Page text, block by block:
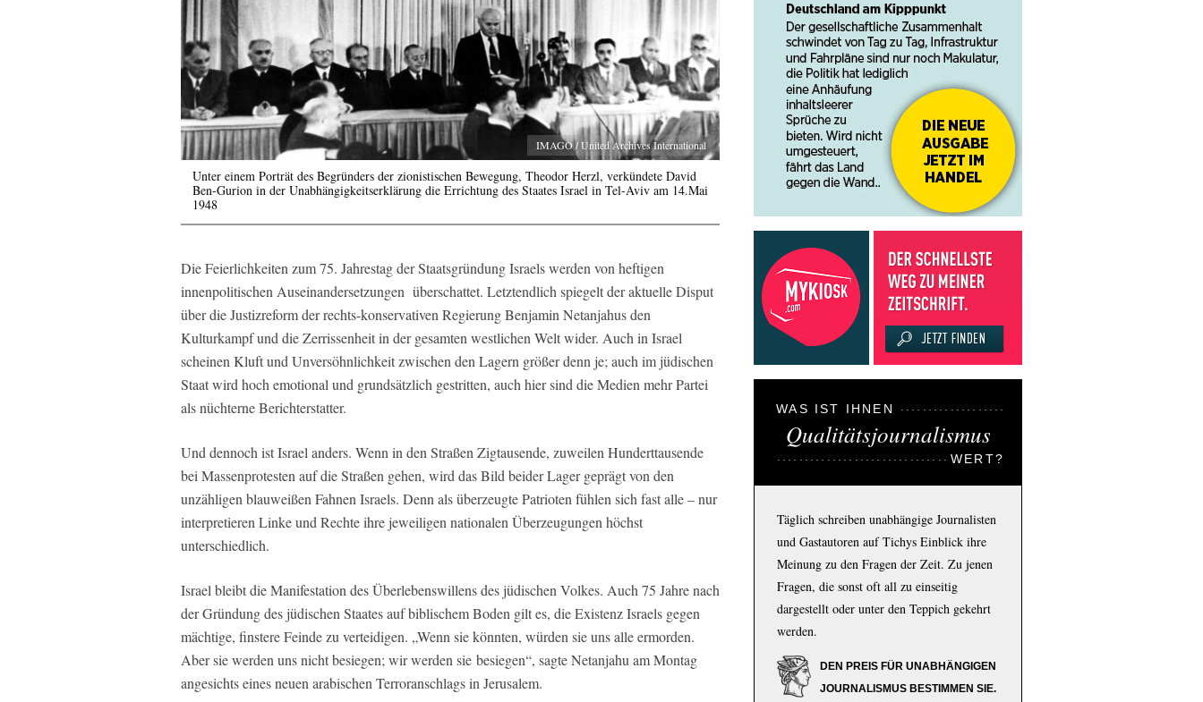
IMAGO / United Archives International
Unter einem Porträt des Begründers der zionistischen Bewegung, Theodor Herzl, verkündete David
Ben-Gurion in der Unabhängigkeitserklärung die Errichtung des Staates Israel in Tel-Aviv am 14.Mai
1948
Die Feierlichkeiten zum 75. Jahrestag der Staatsgründung Israels werden von heftigen
innenpolitischen Auseinandersetzungen überschattet. Letztendlich spiegelt der aktuelle Disput
über die Justizreform der rechts-konservativen Regierung Benjamin Netanjahus den
Kulturkampf und die Zerrissenheit in der gesamten westlichen Welt wider. Auch in Israel
scheinen Kluft und Unversöhnlichkeit zwischen den Lagern größer denn je; auch im jüdischen
Staat wird hoch emotional und grundsätzlich gestritten, auch hier sind die Medien mehr Partei
als nüchterne Berichterstatter.
Und dennoch ist Israel anders. Wenn in den Straßen Zigtausende, zuweilen Hunderttausende
bei Massenprotesten auf die Straßen gehen, wird das Bild beider Lager geprägt von den
unzähligen blauweißen Fahnen Israels. Denn als überzeugte Patrioten fühlen sich fast alle – nur
interpretieren Linke und Rechte ihre jeweiligen nationalen Überzeugungen höchst
unterschiedlich.
Israel bleibt die Manifestation des Überlebenswillens des jüdischen Volkes. Auch 75 Jahre nach
der Gründung des jüdischen Staates auf biblischem Boden gilt es, die Existenz Israels gegen
mächtige, finstere Feinde zu verteidigen. „Wenn sie könnten, würden sie uns alle ermorden.
Aber sie werden uns nicht besiegen; wir werden sie besiegen“, sagte Netanjahu am Montag
angesichts eines neuen arabischen Terroranschlags in Jerusalem.
WAS IST IHNEN
Qualitätsjournalismus
WERT?
Täglich schreiben unabhängige Journalisten
und Gastautoren auf Tichys Einblick ihre
Meinung zu den Fragen der Zeit. Zu jenen
Fragen, die sonst oft all zu einseitig
dargestellt oder unter den Teppich gekehrt
werden.
DEN PREIS FÜR UNABHÄNGIGEN
JOURNALISMUS BESTIMMEN SIE.